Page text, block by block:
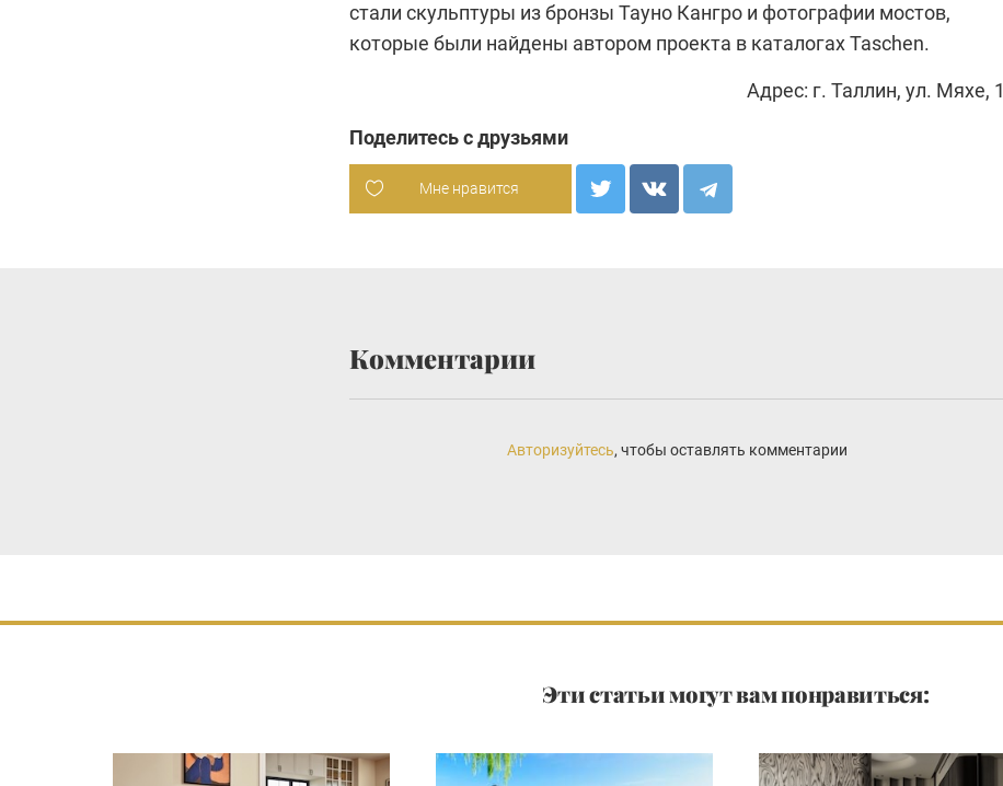
стали скульптуры из бронзы Тауно Кангро и фотографии мостов,
которые были найдены автором проекта в каталогах Taschen.
Адрес: г. Таллин, ул. Мяхе, 1
Поделитесь с друзьями
Мне нравится
Комментарии
Авторизуйтесь, чтобы оставлять комментарии
Эти статьи могут вам понравиться: